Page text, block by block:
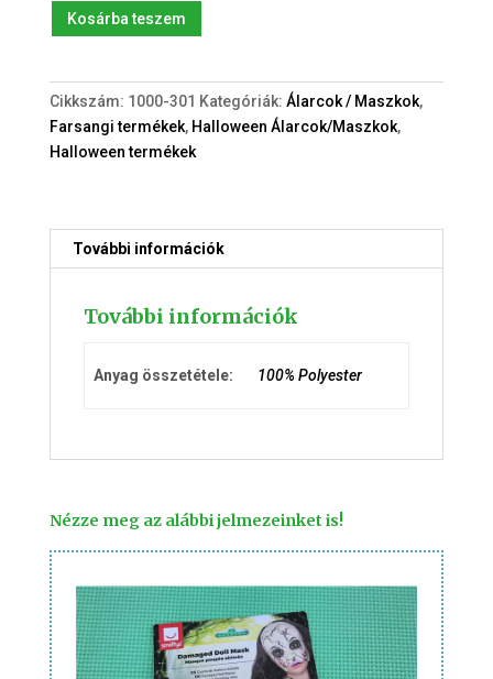
Csuklyás
Csontváz
mennyiség
Kosárba teszem
Cikkszám: 1000-301 Kategóriák: Álarcok / Maszkok,
Farsangi termékek, Halloween Álarcok/Maszkok,
Halloween termékek
További információk
További információk
Anyag összetétele: 100% Polyester
Nézze meg az alábbi jelmezeinket is!